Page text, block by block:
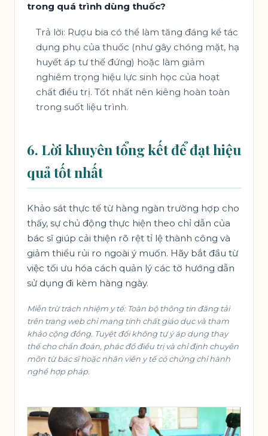
trong quá trình dùng thuốc?
Trả lời: Rượu bia có thể làm tăng đáng kể tác
dụng phụ của thuốc (như gây chóng mặt, hạ
huyết áp tư thế đứng) hoặc làm giảm
nghiêm trọng hiệu lực sinh học của hoạt
chất điều trị. Tốt nhất nên kiêng hoàn toàn
trong suốt liệu trình.
6. Lời khuyên tổng kết để đạt hiệu
quả tốt nhất
Khảo sát thực tế từ hàng ngàn trường hợp cho
thấy, sự chủ động thực hiện theo chỉ dẫn của
bác sĩ giúp cải thiện rõ rệt tỉ lệ thành công và
giảm thiểu rủi ro ngoài ý muốn. Hãy bắt đầu từ
việc tối ưu hóa cách quản lý các tờ hướng dẫn
sử dụng đi kèm hàng ngày.
Miễn trừ trách nhiệm y tế: Toàn bộ thông tin đăng tải
trên trang web chỉ mang tính chất giáo dục và tham
khảo cộng đồng. Tuyệt đối không tự ý áp dụng thay
thế cho chẩn đoán, phác đồ điều trị và chỉ định chuyên
môn từ bác sĩ hoặc nhân viên y tế có chứng chỉ hành
nghề hợp pháp.